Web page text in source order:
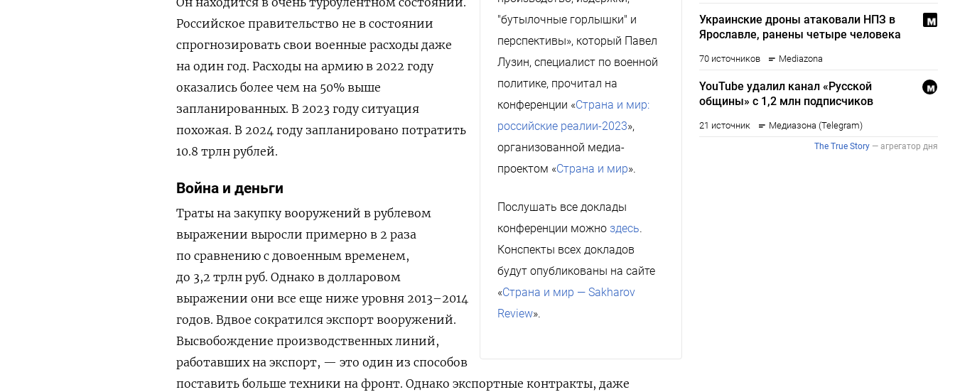
"бутылочные горлышки" и
перспективы», который Павел
Лузин, специалист по военной
политике, прочитал на
конференции «Страна и мир:
российские реалии-2023»,
организованной медиа-
проектом «Страна и мир».
Послушать все доклады
конференции можно здесь.
Конспекты всех докладов
будут опубликованы на сайте
«Страна и мир — Sakharov
Review».
Российское правительство не в состоянии
спрогнозировать свои военные расходы даже
на один год. Расходы на армию в 2022 году
оказались более чем на 50% выше
запланированных. В 2023 году ситуация
похожая. В 2024 году запланировано потратить
10.8 трлн рублей.
Война и деньги
Траты на закупку вооружений в рублевом
выражении выросли примерно в 2 раза
по сравнению с довоенным временем,
до 3,2 трлн руб. Однако в долларовом
выражении они все еще ниже уровня 2013–2014
годов. Вдвое сократился экспорт вооружений.
Высвобождение производственных линий,
работавших на экспорт, — это один из способов
поставить больше техники на фронт. Однако экспортные контракты, даже